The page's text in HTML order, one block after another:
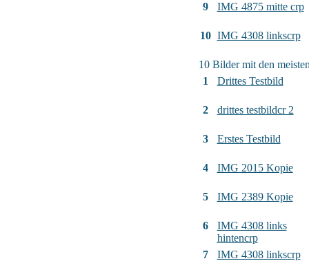
9
IMG 4875 mitte crp
10 IMG 4308 linkscrp
10 Bilder mit den
1
Drittes Testbild
2 drittes testbildcr 2
3 Erstes Testbild
4 IMG 2015 Kopie
5 IMG 2389 Kopie
6
IMG 4308 links
hintencrp
7
IMG 4308 linkscrp